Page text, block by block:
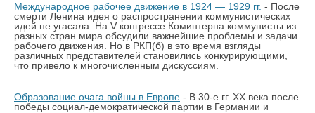
Международное рабочее движение в 1924 — 1929 гг. - После
смерти Ленина идея о распространении коммунистических
идей не угасала. На V конгрессе Коминтерна коммунисты из
разных стран мира обсудили важнейшие проблемы и задачи
рабочего движения. Но в РКП(б) в это время взгляды
различных представителей становились конкурирующими,
что привело к многочисленным дискуссиям.
Образование очага войны в Европе - В 30-е гг. ХХ века после
победы социал-демократической партии в Германии и